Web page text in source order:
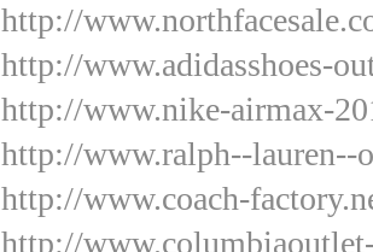
http://
http://www.adidasshoes-
http://www.nike-airmax-
http://www.ralph--lauren--
http://www.coach-
http://